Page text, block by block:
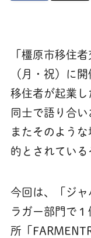
「橿原市移住
（月・祝）に開
移住者が起業
同士で語り合い
またそのよう
的とされている
今回は、「ジ
ラガー部門で
所「